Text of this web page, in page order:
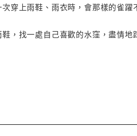
穿上雨鞋、雨衣時，會那樣的雀躍
，找一處自己喜歡的水窪，盡情地